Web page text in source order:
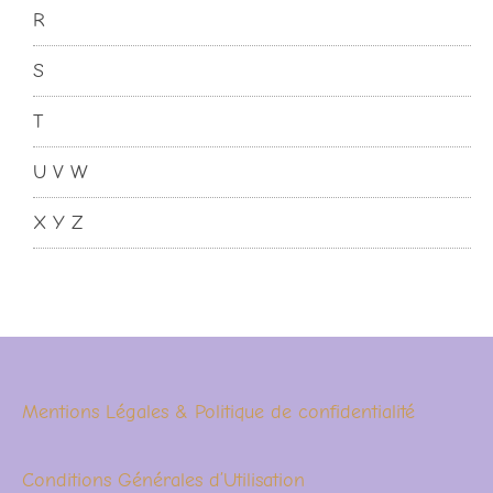
R
S
T
U V W
X Y Z
Mentions Légales & Politique de confidentialité
Conditions Générales d’Utilisation